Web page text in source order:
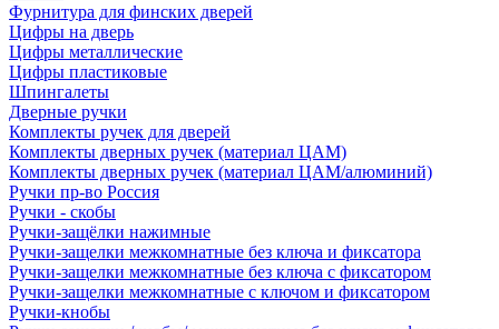
Фурнитура для финских дверей
Цифры на дверь
Цифры металлические
Цифры пластиковые
Шпингалеты
Дверные ручки
Комплекты ручек для дверей
Комплекты дверных ручек (материал ЦАМ)
Комплекты дверных ручек (материал ЦАМ/алюминий)
Ручки пр-во Россия
Ручки - скобы
Ручки-защёлки нажимные
Ручки-защелки межкомнатные без ключа и фиксатора
Ручки-защелки межкомнатные без ключа с фиксатором
Ручки-защелки межкомнатные с ключом и фиксатором
Ручки-кнобы